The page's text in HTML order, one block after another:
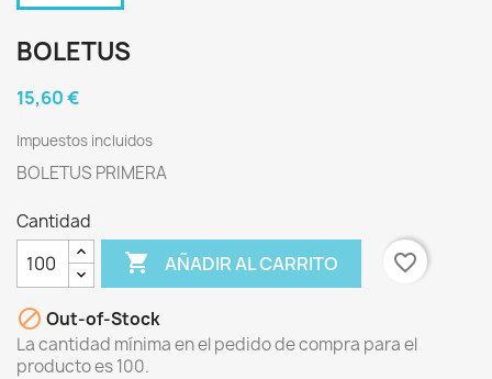
BOLETUS
15,60 €
Impuestos incluidos
BOLETUS PRIMERA
Cantidad
 AÑADIR AL CARRITO favorite_border
 Out-of-Stock
La cantidad mínima en el pedido de compra para el
producto es 100.